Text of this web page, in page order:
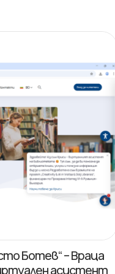
Ботев“ – Враца
асистент